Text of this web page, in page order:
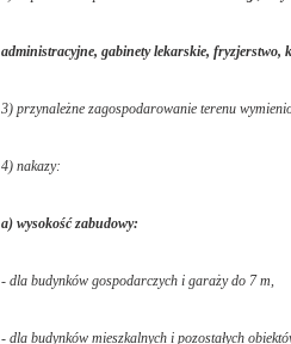
administracyjne, gabinety lekarskie, fryzjerstwo,
3) przynależne zagospodarowanie terenu
4) nakazy:
a) wysokość zabudowy:
- dla budynków gospodarczych i garaży do 7 m,
- dla budynków mieszkalnych i pozostałych